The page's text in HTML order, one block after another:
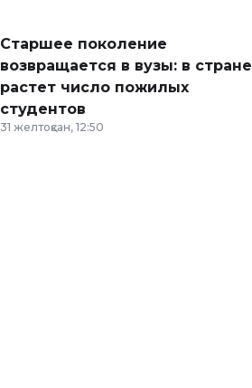
Старшее поколение
возвращается в вузы: в стране
растет число пожилых
студентов
31 желтоқсан, 12:50